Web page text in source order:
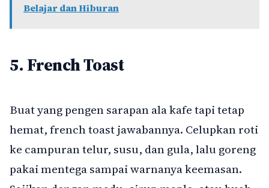
Belajar dan Hiburan
5. French Toast
Buat yang pengen sarapan ala kafe tapi tetap
hemat, french toast jawabannya. Celupkan roti
ke campuran telur, susu, dan gula, lalu goreng
pakai mentega sampai warnanya keemasan.